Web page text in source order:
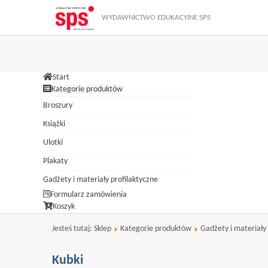
W ramach naszej witryny stosujemy pliki cookies. Korzystanie z
dokonać w każdym czasie zmiany ustawień dotyczących cookies.
WYDAWNICTWO EDUKACYJNE SPS
Start
Kategorie produktów
Broszury
Książki
Ulotki
Plakaty
Gadżety i materiały profilaktyczne
Formularz zamówienia
Koszyk
Jesteś tutaj: Sklep Kategorie produktów Gadżety i
Kubki